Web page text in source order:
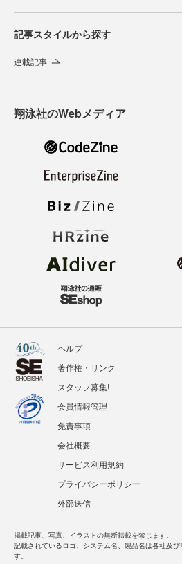
記事スタイルから探す
連載記事
翔泳社のWebメディア
ヘルプ
著作権・リンク
スタッフ募集!
会員情報管理
免責事項
会社概要
サービス利用規約
プライバシーポリシー
外部送信
掲載記事、写真、イラストの無断転載を禁じます。
記載されているロゴ、システム名、製品名は各社及び
す。